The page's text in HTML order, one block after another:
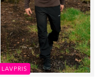
LAVPRIS